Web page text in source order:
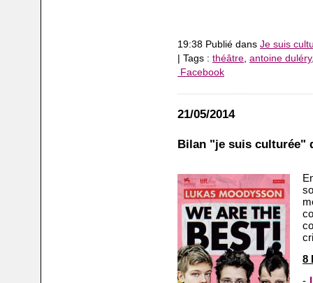
19:38 Publié dans Je suis
| Tags : théâtre, antoine duléry
Facebook
21/05/2014
Bilan "je suis culturée"
8
-